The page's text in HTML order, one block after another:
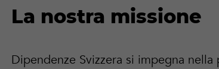
La nostra missione
Dipendenze Svizzera si impegna